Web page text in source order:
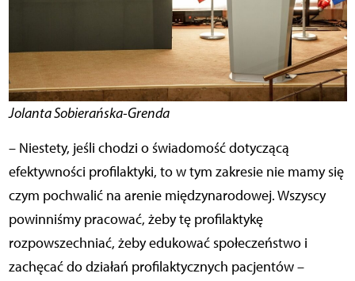
Jolanta Sobierańska-Grenda
– Niestety, jeśli chodzi o świadomość dotyczącą
efektywności profilaktyki, to w tym zakresie nie mamy się
czym pochwalić na arenie międzynarodowej. Wszyscy
powinniśmy pracować, żeby tę profilaktykę
rozpowszechniać, żeby edukować społeczeństwo i
zachęcać do działań profilaktycznych pacjentów –